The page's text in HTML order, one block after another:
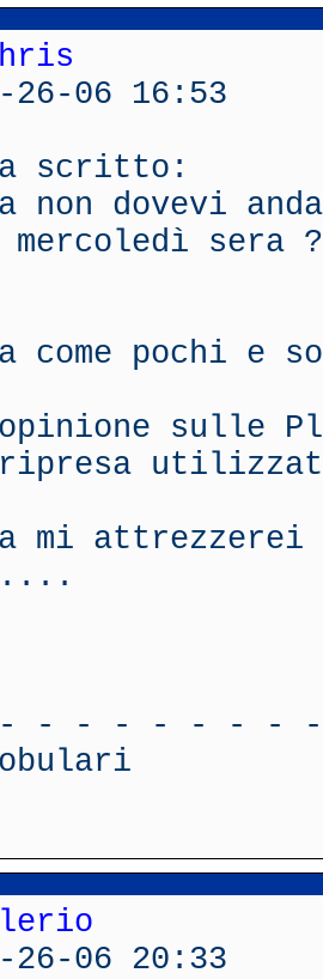
06 16:53
scritto:
non dovevi
mercoledì
come pochi e
sulle
ripresa
mi
- - - - - - -
06 20:33